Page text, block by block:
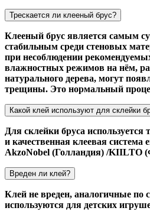
Трескается ли клееный брус?
Клееный брус является самым
стабильным среди стеновых
при несоблюдении
влажностных режимов на нём,
натурального дерева, могут
трещины. Это нормальный
Какой клей используют для склейки
Для склейки бруса используется
и качественная клеевая система
AkzoNobel (Голландия) /KIILTO
Вреден ли клей?
Клей не вреден, аналогичные по
используются для детских